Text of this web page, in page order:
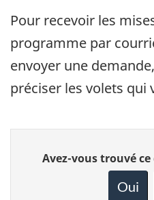
Pour recevoir les
programme par
envoyer une
préciser les volets qui
Donnez
votre
Avez-vous trouvé
Oui